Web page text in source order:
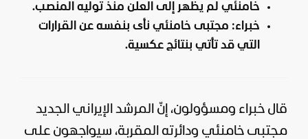
خامنئي لم يظهر إلى العلن منذ توليه المنصب.
خبراء: مجتبى خامنئي نأى بنفسه عن القرارات
التي قد تأتي بنتائج عكسية.
قال خبراء ومسؤولون، إنّ المرشد الإيراني الجديد
مجتبى خامنئي ودائرته المقربة، سيواجهون على